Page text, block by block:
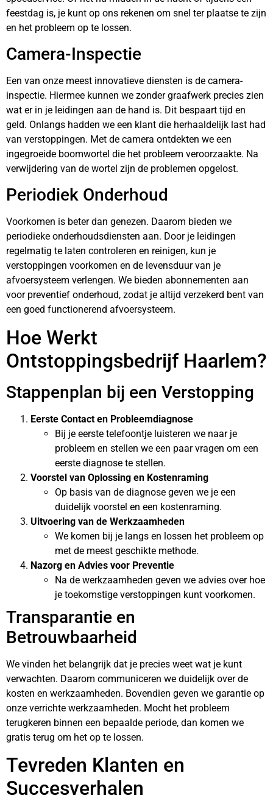
feestdag is, je kunt op ons rekenen om snel ter plaatse te zijn
en het probleem op te lossen.
Camera-Inspectie
Een van onze meest innovatieve diensten is de camera-
inspectie. Hiermee kunnen we zonder graafwerk precies zien
wat er in je leidingen aan de hand is. Dit bespaart tijd en
geld. Onlangs hadden we een klant die herhaaldelijk last had
van verstoppingen. Met de camera ontdekten we een
ingegroeide boomwortel die het probleem veroorzaakte. Na
verwijdering van de wortel zijn de problemen opgelost.
Periodiek Onderhoud
Voorkomen is beter dan genezen. Daarom bieden we
periodieke onderhoudsdiensten aan. Door je leidingen
regelmatig te laten controleren en reinigen, kun je
verstoppingen voorkomen en de levensduur van je
afvoersysteem verlengen. We bieden abonnementen aan
voor preventief onderhoud, zodat je altijd verzekerd bent van
een goed functionerend afvoersysteem.
Hoe Werkt
Ontstoppingsbedrijf Haarlem?
Stappenplan bij een Verstopping
Eerste Contact en Probleemdiagnose
Bij je eerste telefoontje luisteren we naar je
probleem en stellen we een paar vragen om een
eerste diagnose te stellen.
Voorstel van Oplossing en Kostenraming
Op basis van de diagnose geven we je een
duidelijk voorstel en een kostenraming.
Uitvoering van de Werkzaamheden
We komen bij je langs en lossen het probleem op
met de meest geschikte methode.
Nazorg en Advies voor Preventie
Na de werkzaamheden geven we advies over hoe
je toekomstige verstoppingen kunt voorkomen.
Transparantie en
Betrouwbaarheid
We vinden het belangrijk dat je precies weet wat je kunt
verwachten. Daarom communiceren we duidelijk over de
kosten en werkzaamheden. Bovendien geven we garantie op
onze verrichte werkzaamheden. Mocht het probleem
terugkeren binnen een bepaalde periode, dan komen we
gratis terug om het op te lossen.
Tevreden Klanten en
Succesverhalen